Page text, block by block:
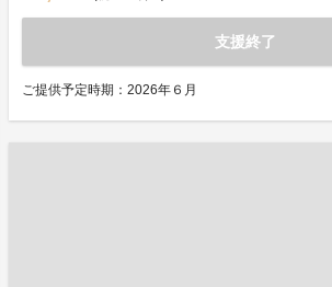
支援終了
ご提供予定時期：2026年６月